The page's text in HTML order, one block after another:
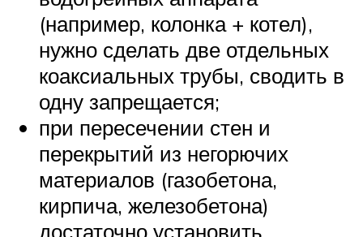
(например, колонка + котел),
нужно сделать две отдельных
коаксиальных трубы, сводить в
одну запрещается;
при пересечении стен и
перекрытий из негорючих
материалов (газобетона,
кирпича, железобетона)
достаточно установить